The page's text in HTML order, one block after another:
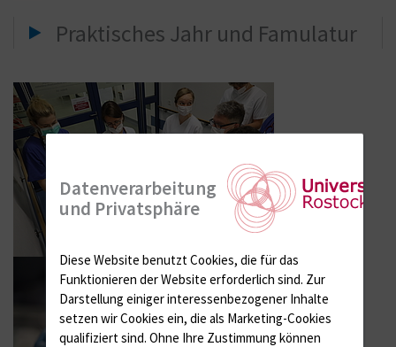
Praktisches Jahr und Famulatur
Datenverarbeitung
und Privatsphäre
Diese Website benutzt Cookies, die für das
Funktionieren der Website erforderlich sind. Zur
Darstellung einiger interessenbezogener Inhalte
setzen wir Cookies ein, die als Marketing-Cookies
qualifiziert sind. Ohne Ihre Zustimmung können